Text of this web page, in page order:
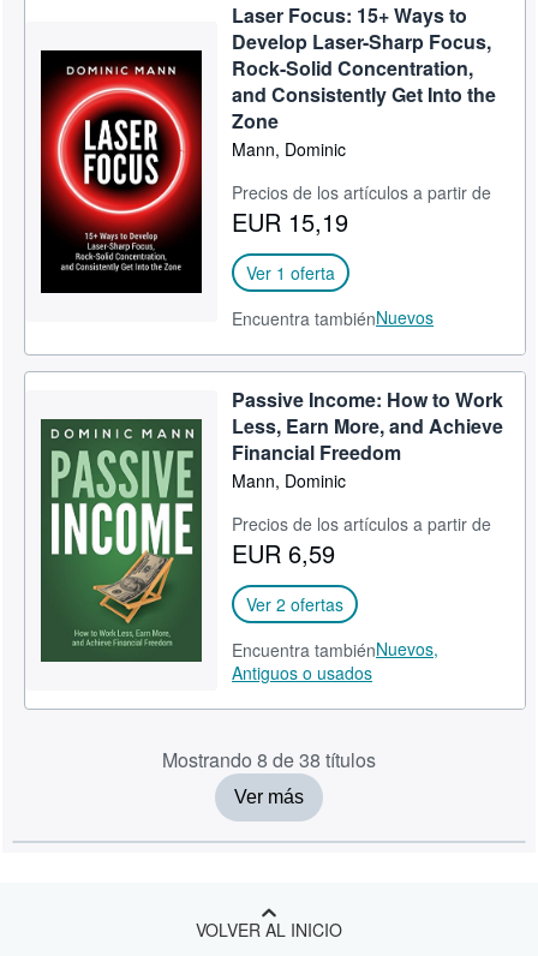
Laser Focus: 15+ Ways to
Develop Laser-Sharp Focus,
Rock-Solid Concentration,
and Consistently Get Into the
Zone
Mann, Dominic
Precios de los artículos a partir de
EUR 15,19
Ver 1 oferta
Encuentra tambiénNuevos
Passive Income: How to Work
Less, Earn More, and Achieve
Financial Freedom
Mann, Dominic
Precios de los artículos a partir de
EUR 6,59
Ver 2 ofertas
Encuentra tambiénNuevos,
Antiguos o usados
Mostrando 8 de 38 títulos
Ver más
VOLVER AL INICIO